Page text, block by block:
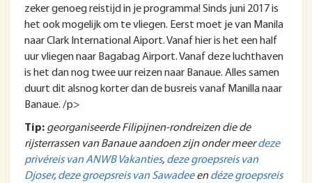
zeker genoeg reistijd in je programma! Sinds juni 2017 is
het ook mogelijk om te vliegen. Eerst moet je van Manila
naar Clark International Aiport. Vanaf hier is het een half
uur vliegen naar Bagabag Airport. Vanaf deze luchthaven
is het dan nog twee uur reizen naar Banaue. Alles samen
duurt dit alsnog korter dan de busreis vanaf Manilla naar
Banaue. /p>
Tip: georganiseerde Filipijnen-rondreizen die de
rijsterrassen van Banaue aandoen zijn onder meerdeze
privéreis van ANWB Vakanties, deze groepsreis van
Djoser, deze groepsreis van Sawadeeendéze groepsreis